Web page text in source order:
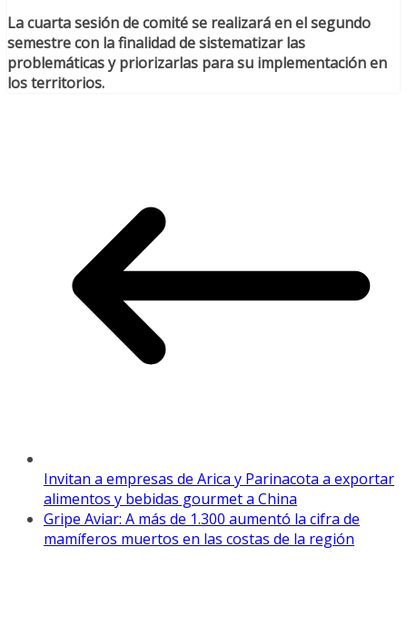
La cuarta sesión de comité se realizará en el segundo
semestre con la finalidad de sistematizar las
problemáticas y priorizarlas para su implementación en
los territorios.
Invitan a empresas de Arica y Parinacota a exportar
alimentos y bebidas gourmet a China
Gripe Aviar: A más de 1.300 aumentó la cifra de
mamíferos muertos en las costas de la región